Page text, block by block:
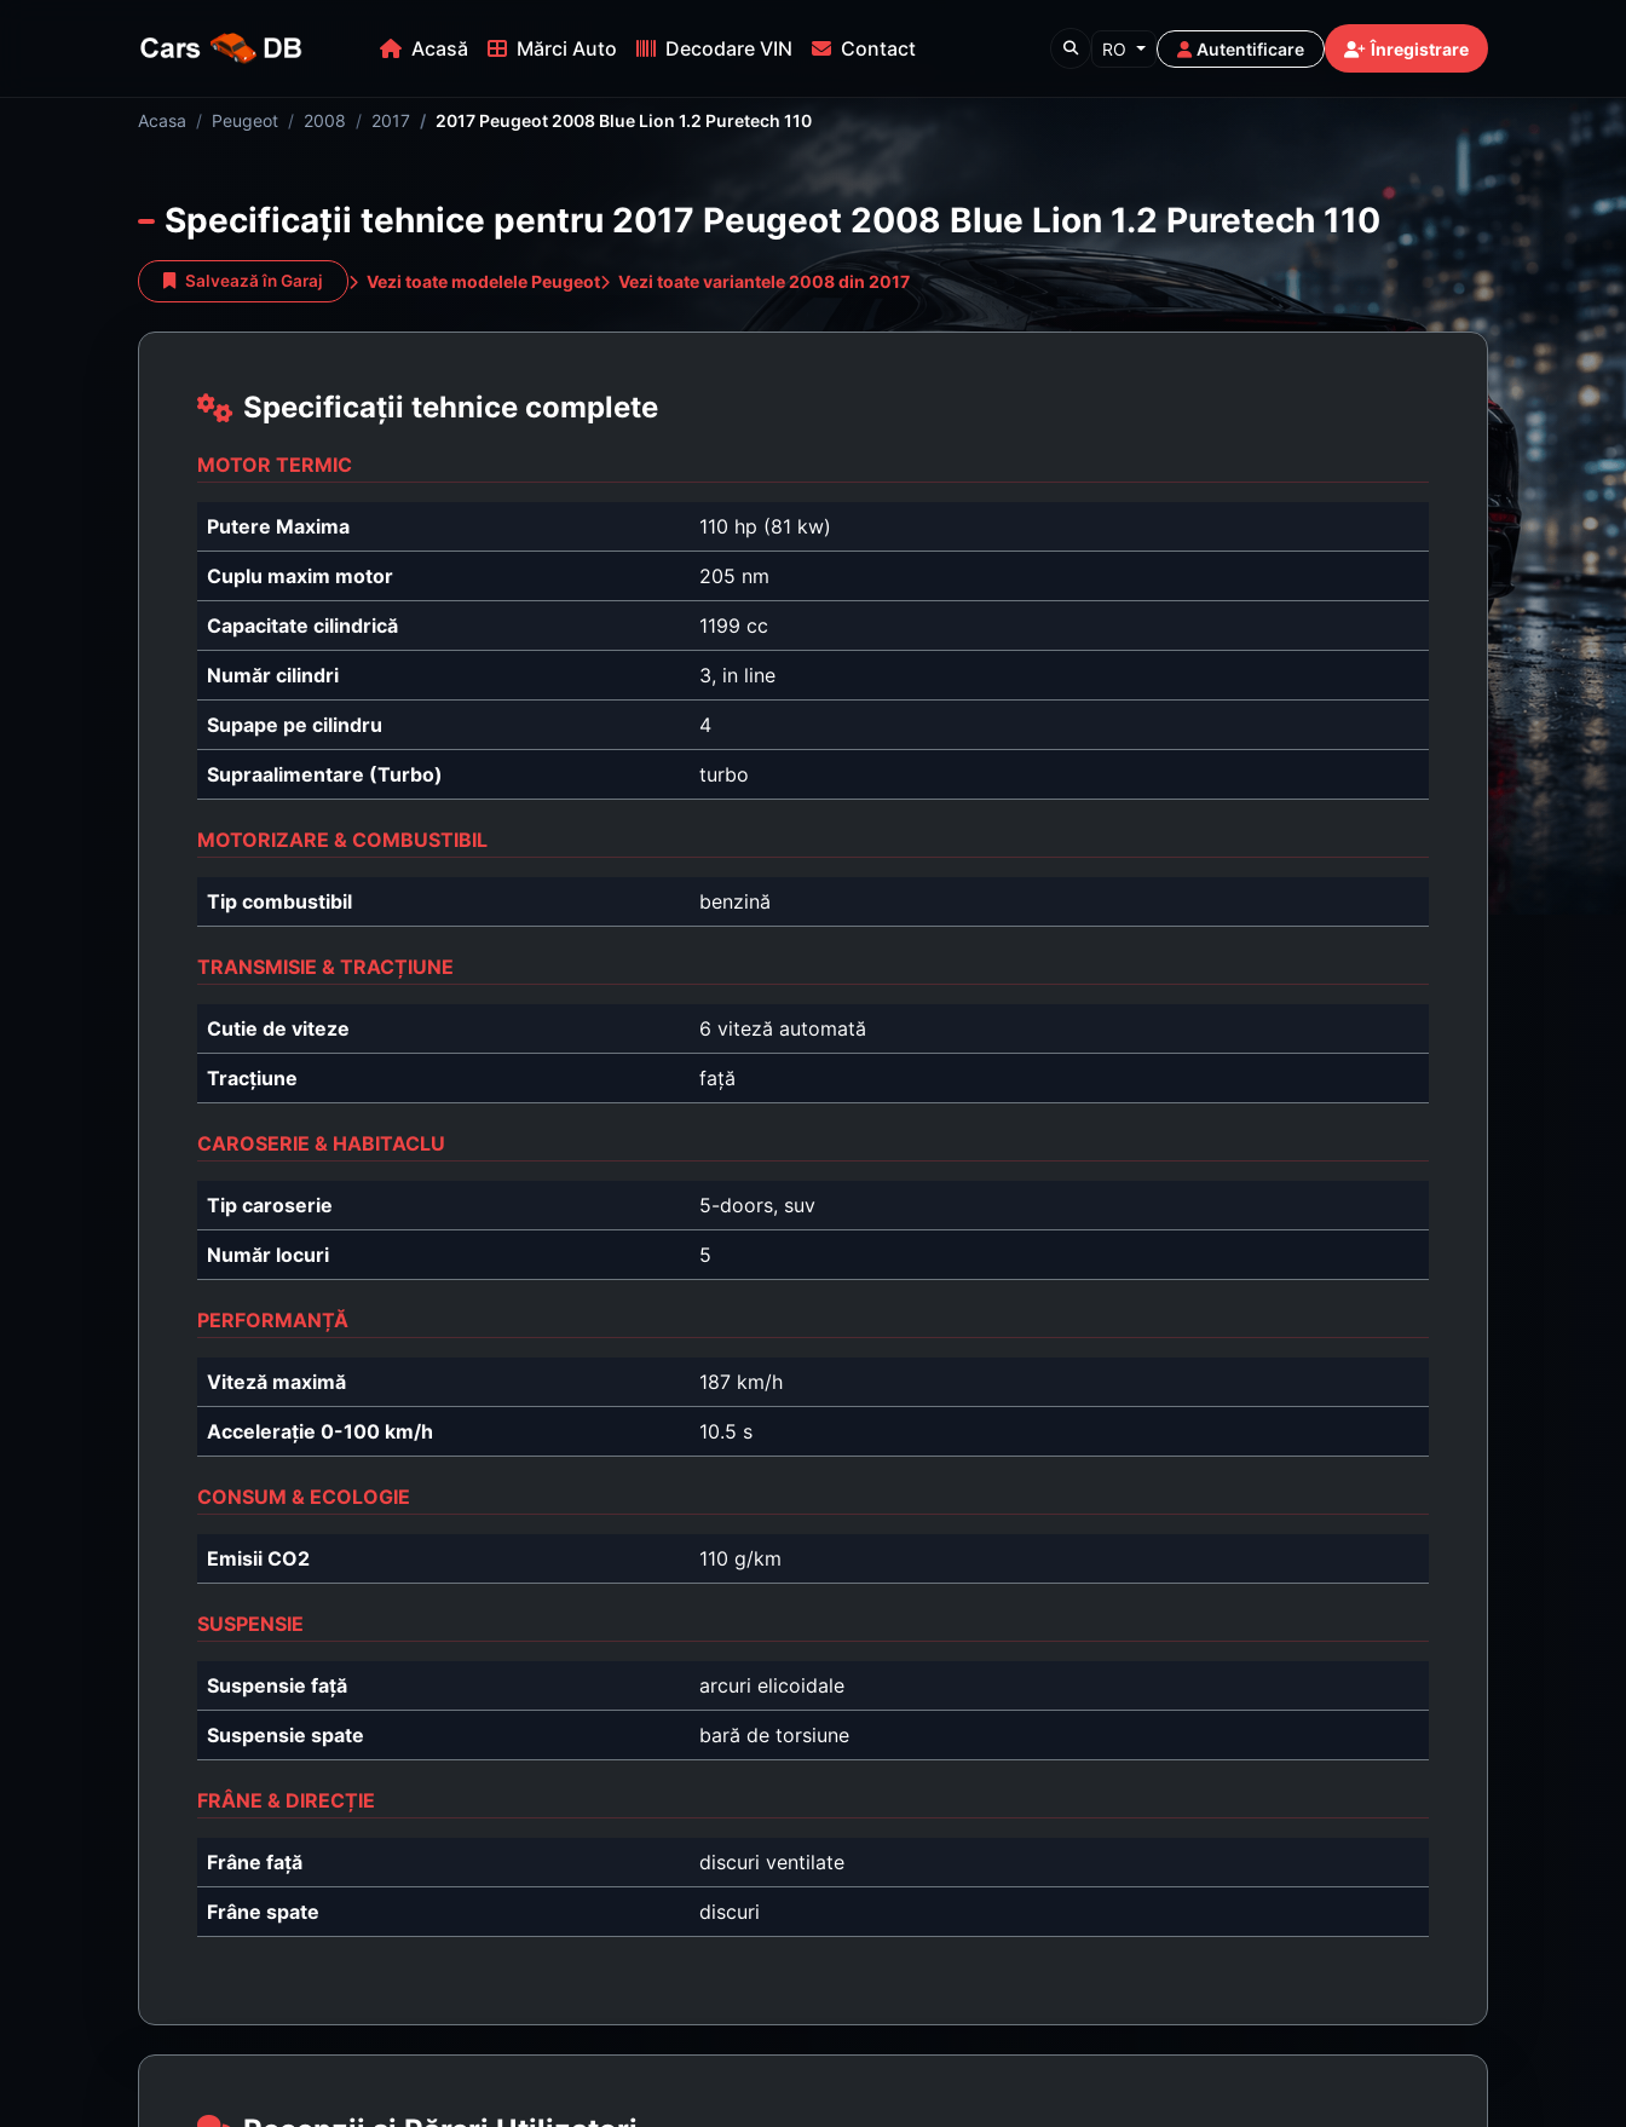
Acasă Mărci Auto Decodare VIN Contact RO Autentificare Înregistrare
Acasa Peugeot 2008 2017 2017 Peugeot 2008 Blue Lion 1.2 Puretech 110
Specificații tehnice pentru 2017 Peugeot 2008 Blue Lion 1.2 Puretech 110
Salvează în Garaj Vezi toate modelele Peugeot Vezi toate variantele 2008 din 2017
Specificații tehnice complete
MOTOR TERMIC
Putere Maxima 110 hp (81 kw)
Cuplu maxim motor 205 nm
Capacitate cilindrică 1199 cc
Număr cilindri 3, in line
Supape pe cilindru 4
Supraalimentare (Turbo) turbo
MOTORIZARE & COMBUSTIBIL
Tip combustibil benzină
TRANSMISIE & TRACȚIUNE
Cutie de viteze 6 viteză automată
Tracțiune față
CAROSERIE & HABITACLU
Tip caroserie 5-doors, suv
Număr locuri 5
PERFORMANȚĂ
Viteză maximă 187 km/h
Accelerație 0-100 km/h 10.5 s
CONSUM & ECOLOGIE
Emisii CO2 110 g/km
SUSPENSIE
Suspensie față arcuri elicoidale
Suspensie spate bară de torsiune
FRÂNE & DIRECȚIE
Frâne față discuri ventilate
Frâne spate discuri